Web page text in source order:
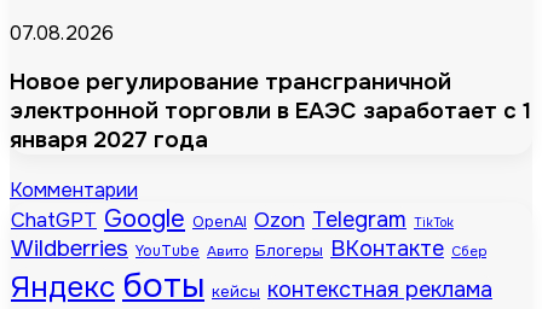
07.08.2026
Новое регулирование трансграничной
электронной торговли в ЕАЭС заработает с 1
января 2027 года
Комментарии
ChatGPT Google OpenAI Ozon Telegram TikTok
Wildberries YouTube Авито Блогеры ВКонтакте Сбер
Яндекс боты кейсы контекстная реклама